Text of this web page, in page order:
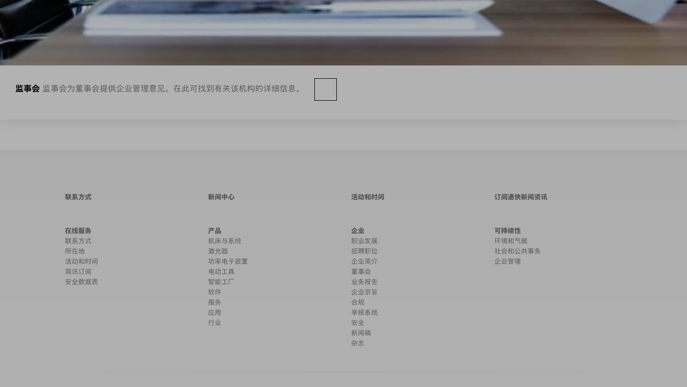
监事会 监事会为董事会提供企业管理意见。在此可找到有关该机构的详细信息。
联系方式 新闻中心 活动和时间 订阅通快新闻资讯
在线服务
联系方式
所在地
活动和时间
简讯订阅
安全数据表
产品
机床与系统
激光器
功率电子装置
电动工具
智能工厂
软件
服务
应用
行业
企业
职业发展
招聘职位
企业简介
董事会
业务报告
企业宗旨
合规
举报系统
安全
新闻稿
杂志
可持续性
环境和气候
社会和公共事务
企业管理